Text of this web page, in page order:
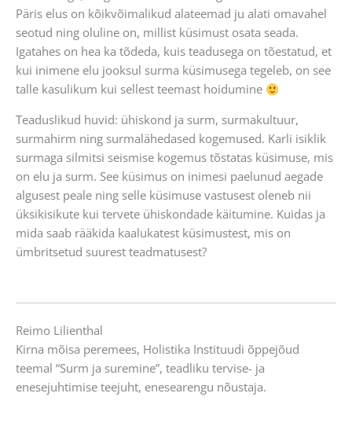
Päris elus on kõikvõimalikud alateemad ju alati omavahel
seotud ning oluline on, millist küsimust osata seada.
Igatahes on hea ka tõdeda, kuis teadusega on tõestatud, et
kui inimene elu jooksul surma küsimusega tegeleb, on see
talle kasulikum kui sellest teemast hoidumine
Teaduslikud huvid: ühiskond ja surm, surmakultuur,
surmahirm ning surmalähedased kogemused. Karli isiklik
surmaga silmitsi seismise kogemus tõstatas küsimuse, mis
on elu ja surm. See küsimus on inimesi paelunud aegade
algusest peale ning selle küsimuse vastusest oleneb nii
üksikisikute kui tervete ühiskondade käitumine. Kuidas ja
mida saab rääkida kaalukatest küsimustest, mis on
ümbritsetud suurest teadmatusest?
Reimo Lilienthal
Kirna mõisa peremees, Holistika Instituudi õppejõud
teemal “Surm ja suremine”, teadliku tervise- ja
enesejuhtimise teejuht, enesearengu nõustaja.